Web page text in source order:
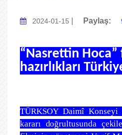
2024-01-15 Paylaş:
“Nasrettin
hazırlıkları
TÜRKSOY Daimî Konseyi
kararı doğrultusunda